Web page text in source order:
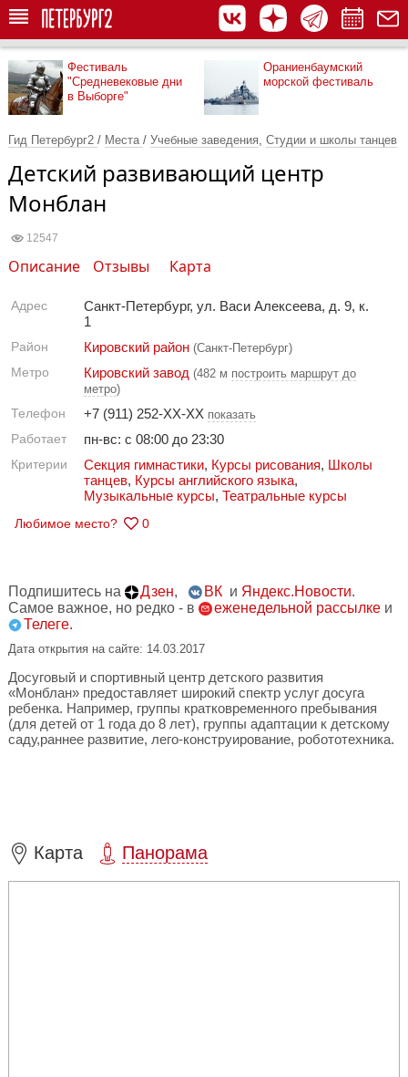
Фестиваль
"Средневековые дни
в Выборге"
Ораниенбаумский
морской фестиваль
Гид Петербург2 / Места / Учебные заведения, Студии и школы танцев
Детский развивающий центр
Монблан
12547
Описание Отзывы Карта
Адрес
Санкт-Петербург, ул. Васи Алексеева, д. 9, к.
1
Район Кировский район (Санкт-Петербург)
Метро Кировский завод (482 м построить маршрут до
метро)
Телефон +7 (911) 252-XX-XX показать
Работает пн-вс: с 08:00 до 23:30
Критерии Секция гимнастики, Курсы рисования, Школы
танцев, Курсы английского языка,
Музыкальные курсы, Театральные курсы
Любимое место? 0
Подпишитесь на Дзен, ВК и Яндекс.Новости.
Самое важное, но редко - в
еженедельной рассылке и
Телеге.
Дата открытия на сайте: 14.03.2017
Досуговый и спортивный центр детского развития
«Монблан» предоставляет широкий спектр услуг досуга
ребенка. Например, группы кратковременного пребывания
(для детей от 1 года до 8 лет), группы адаптации к детскому
саду,раннее развитие, лего-конструирование, робототехника.
Карта Панорама